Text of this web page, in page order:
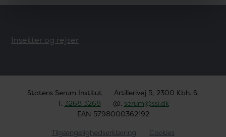
Insekter og rejser
Statens Serum Institut
Artillerivej 5, 2300 Kbh. S.
T. 3268 3268 @. serum@ssi.dk
EAN 5798000362192
Tilgængelighedserklæring Cookies